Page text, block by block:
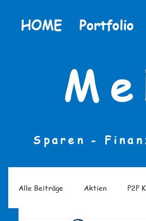
HOME Portfolio
Sparen -
Alle Beiträge Aktien P2P